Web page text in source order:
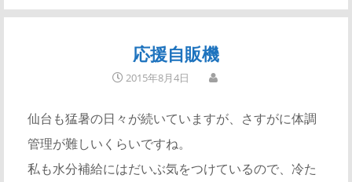
応援自販機
2015年8月4日
仙台も猛暑の日々が続いていますが、さすがに体調
管理が難しいくらいですね。
私も水分補給にはだいぶ気をつけているので、冷た